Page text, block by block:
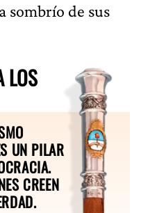
sombrío de sus
LOS
UN PILAR
CREEN